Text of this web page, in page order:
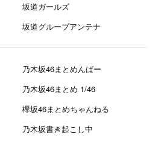
坂道ガールズ
坂道グループアンテナ
乃木坂46まとめんばー
乃木坂46まとめ 1/46
欅坂46まとめちゃんねる
乃木坂書き起こし中